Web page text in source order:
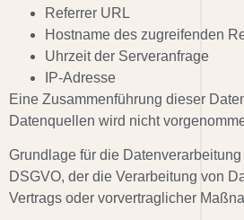
Referrer URL
Hostname des zugreifenden
Uhrzeit der Serveranfrage
IP-Adresse
Eine Zusammenführung dieser
Datenquellen wird nicht
Grundlage für die Datenverarbeitung
DSGVO, der die Verarbeitung von
Vertrags oder vorvertraglicher